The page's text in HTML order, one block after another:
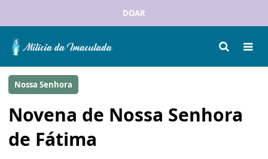
DOAR
Nossa Senhora
Novena de Nossa Senhora
de Fátima